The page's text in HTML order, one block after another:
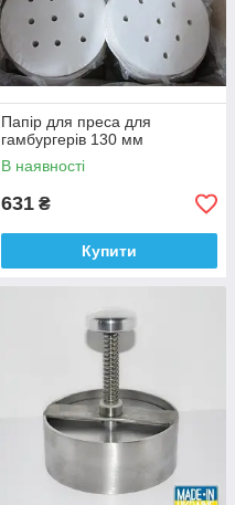
Папір для преса для
гамбургерів 130 мм
В наявності
631 ₴
Купити